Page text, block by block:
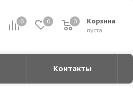
0 0 Корзина
0
пуста
0
Контакты